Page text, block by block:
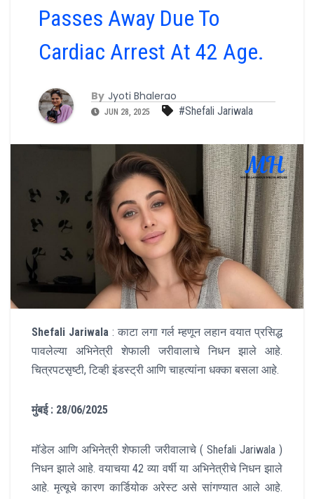
Passes Away Due To
Cardiac Arrest At 42 Age.
By Jyoti Bhalerao
JUN 28, 2025 #Shefali Jariwala
Shefali Jariwala : काटा लगा गर्ल म्हणून लहान वयात प्रसिद्ध
पावलेल्या अभिनेत्री शेफाली जरीवालाचे निधन झाले आहे.
चित्रपटसृष्टी, टिव्ही इंडस्ट्री आणि चाहत्यांना धक्का बसला आहे.
मुंबई : 28/06/2025
मॉडेल आणि अभिनेत्री शेफाली जरीवालाचे ( Shefali Jariwala )
निधन झाले आहे. वयाचया 42 व्या वर्षी या अभिनेत्रीचे निधन झाले
आहे. मृत्यूचे कारण कार्डियोक अरेस्ट असे सांगण्यात आले आहे.